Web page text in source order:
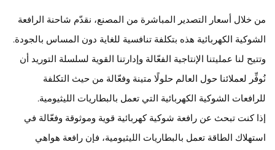
من خلال أسعار التصدير المباشرة من المصنع، نقدّم شاحنة الرافعة
الشوكية الكهربائية هذه بتكلفة تنافسية للغاية دون المساس بالجودة.
وتتيح لنا عمليتنا الإنتاجية الفعّالة وإدارتنا القوية لسلسلة التوريد أن
نُوفِّر لعملائنا حول العالم حلولًا متينة وفعّالة من حيث التكلفة
للرافعات الشوكية الكهربائية التي تعمل بالبطاريات الليثيومية.
إذا كنت تبحث عن رافعة شوكية كهربائية قوية وموثوقة وفعّالة في
استهلاك الطاقة تعمل بالبطاريات الليثيومية، فإن رافعة هواهي